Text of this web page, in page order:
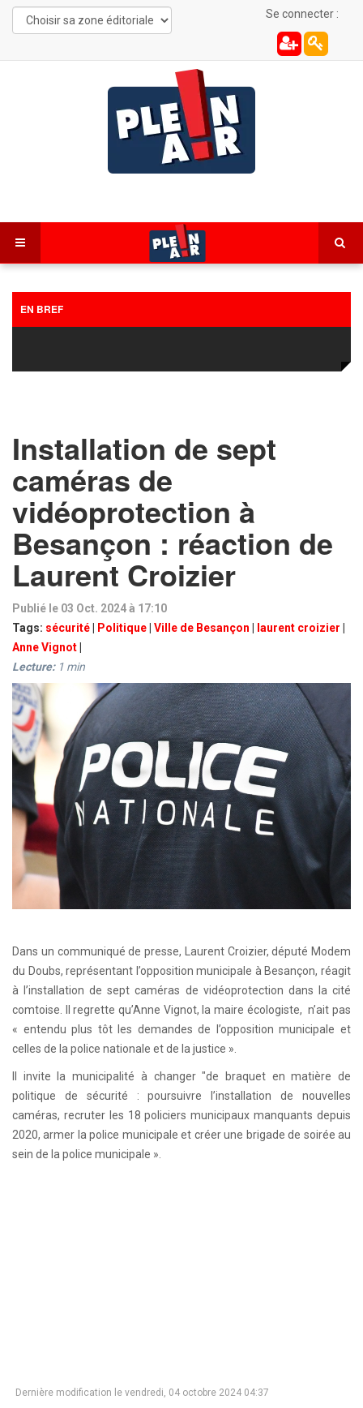
Se connecter :
EN BREF
Installation de sept
caméras de
vidéoprotection à
Besançon : réaction de
Laurent Croizier
Publié le 03 Oct. 2024 à 17:10
Tags: sécurité Politique Ville de Besançon laurent croizier
Anne Vignot
Lecture: 1 min
Dans un communiqué de presse, Laurent Croizier, député Modem
du Doubs, représentant l’opposition municipale à Besançon, réagit
à l’installation de sept caméras de vidéoprotection dans la cité
comtoise. Il regrette qu’Anne Vignot, la maire écologiste, n’ait pas
« entendu plus tôt les demandes de l’opposition municipale et
celles de la police nationale et de la justice ».
Il invite la municipalité à changer "de braquet en matière de
politique de sécurité : poursuivre l’installation de nouvelles
caméras, recruter les 18 policiers municipaux manquants depuis
2020, armer la police municipale et créer une brigade de soirée au
sein de la police municipale ».
Dernière modification le vendredi, 04 octobre 2024 04:37